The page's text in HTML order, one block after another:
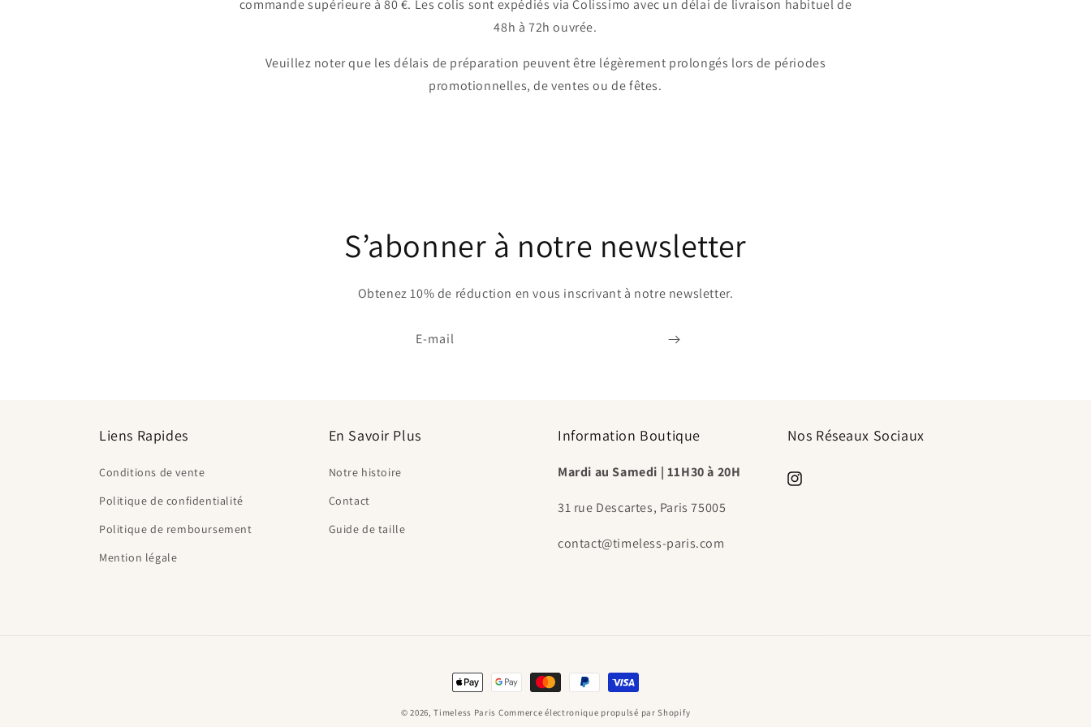
commande supérieure à 80 €. Les colis sont expédiés via Colissimo avec un délai de livraison habituel de
48h à 72h ouvrée.
Veuillez noter que les délais de préparation peuvent être légèrement prolongés lors de périodes
promotionnelles, de ventes ou de fêtes.
S’abonner à notre newsletter
Obtenez 10% de réduction en vous inscrivant à notre newsletter.
E-mail
Liens Rapides
Conditions de vente
Politique de confidentialité
Politique de remboursement
Mention légale
En Savoir Plus
Notre histoire
Contact
Guide de taille
Information Boutique
Mardi au Samedi | 11H30 à 20H
31 rue Descartes, Paris 75005
contact@timeless-paris.com
Nos Réseaux Sociaux
https://www.instagram.com/timeless.paris.shop/
Moyens
de
© 2026,Timeless Paris Commerce électronique propulsé par Shopify